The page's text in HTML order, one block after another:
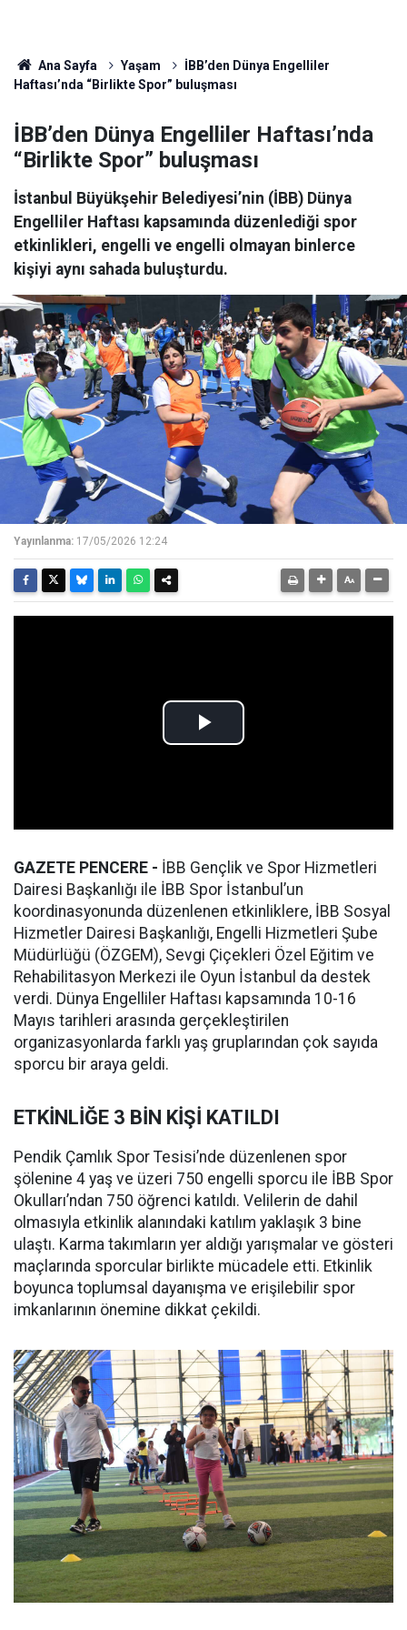
Ana Sayfa Yaşam
İBB’den Dünya Engelliler
Haftası’nda “Birlikte Spor” buluşması
İBB’den Dünya Engelliler Haftası’nda
“Birlikte Spor” buluşması
İstanbul Büyükşehir Belediyesi’nin (İBB) Dünya
Engelliler Haftası kapsamında düzenlediği spor
etkinlikleri, engelli ve engelli olmayan binlerce
kişiyi aynı sahada buluşturdu.
Yayınlanma: 17/05/2026 12:24
GAZETE PENCERE - İBB Gençlik ve Spor Hizmetleri
Dairesi Başkanlığı ile İBB Spor İstanbul’un
koordinasyonunda düzenlenen etkinliklere, İBB Sosyal
Hizmetler Dairesi Başkanlığı, Engelli Hizmetleri Şube
Müdürlüğü (ÖZGEM), Sevgi Çiçekleri Özel Eğitim ve
Rehabilitasyon Merkezi ile Oyun İstanbul da destek
verdi. Dünya Engelliler Haftası kapsamında 10-16
Mayıs tarihleri arasında gerçekleştirilen
organizasyonlarda farklı yaş gruplarından çok sayıda
sporcu bir araya geldi.
ETKİNLİĞE 3 BİN KİŞİ KATILDI
Pendik Çamlık Spor Tesisi’nde düzenlenen spor
şölenine 4 yaş ve üzeri 750 engelli sporcu ile İBB Spor
Okulları’ndan 750 öğrenci katıldı. Velilerin de dahil
olmasıyla etkinlik alanındaki katılım yaklaşık 3 bine
ulaştı. Karma takımların yer aldığı yarışmalar ve gösteri
maçlarında sporcular birlikte mücadele etti. Etkinlik
boyunca toplumsal dayanışma ve erişilebilir spor
imkanlarının önemine dikkat çekildi.